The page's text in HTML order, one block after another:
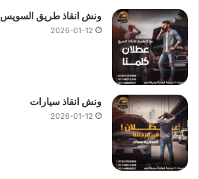
ونش انقاذ طريق السويس
2026-01-12
ونش انقاذ سيارات
2026-01-12